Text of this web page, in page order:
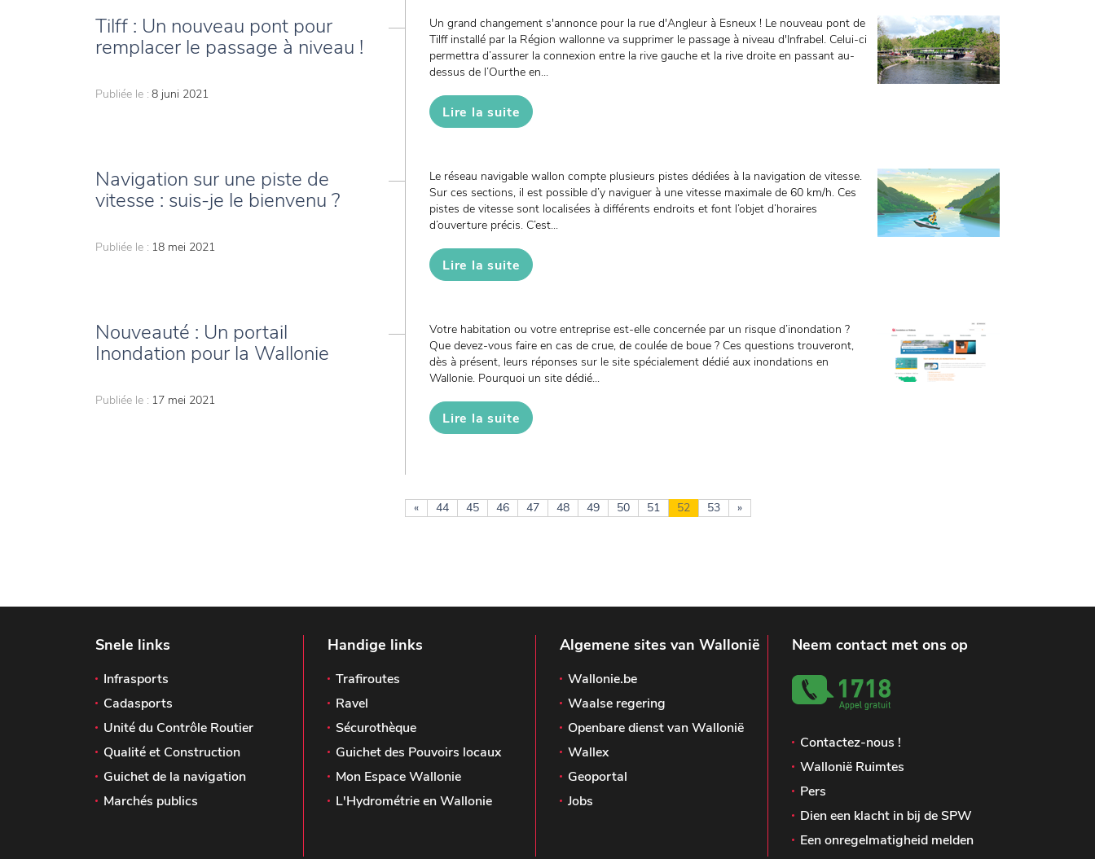
Tilff : Un nouveau pont pour
remplacer le passage à niveau !
Publiée le : 8 juni 2021
Un grand changement s'annonce pour la rue d'Angleur à Esneux ! Le nouveau pont de
Tilff installé par la Région wallonne va supprimer le passage à niveau d'Infrabel. Celui-ci
permettra d’assurer la connexion entre la rive gauche et la rive droite en passant au-
dessus de l’Ourthe en...
Lire la suite
Navigation sur une piste de
vitesse : suis-je le bienvenu ?
Publiée le : 18 mei 2021
Le réseau navigable wallon compte plusieurs pistes dédiées à la navigation de vitesse.
Sur ces sections, il est possible d’y naviguer à une vitesse maximale de 60 km/h. Ces
pistes de vitesse sont localisées à différents endroits et font l’objet d’horaires
d’ouverture précis. C’est...
Lire la suite
Nouveauté : Un portail
Inondation pour la Wallonie
Publiée le : 17 mei 2021
Votre habitation ou votre entreprise est-elle concernée par un risque d’inondation ?
Que devez-vous faire en cas de crue, de coulée de boue ? Ces questions trouveront,
dès à présent, leurs réponses sur le site spécialement dédié aux inondations en
Wallonie. Pourquoi un site dédié...
Lire la suite
« 44 45 46 47 48 49 50 51 52 53 »
Snele links
Infrasports
Cadasports
Unité du Contrôle Routier
Qualité et Construction
Guichet de la navigation
Marchés publics
Handige links
Trafiroutes
Ravel
Sécurothèque
Guichet des Pouvoirs locaux
Mon Espace Wallonie
L'Hydrométrie en Wallonie
Algemene sites van Wallonië
Wallonie.be
Waalse regering
Openbare dienst van Wallonië
Wallex
Geoportal
Jobs
Neem contact met ons op
Contactez-nous !
Wallonië Ruimtes
Pers
Dien een klacht in bij de SPW
Een onregelmatigheid melden